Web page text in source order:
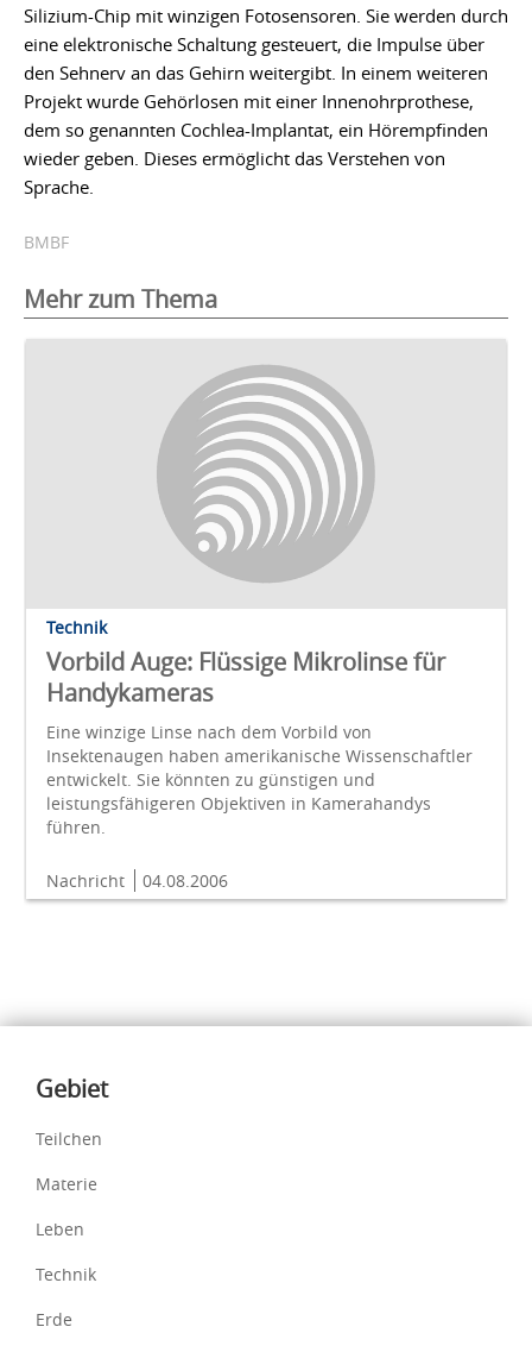
Silizium-Chip mit winzigen Fotosensoren. Sie werden durch
eine elektronische Schaltung gesteuert, die Impulse über
den Sehnerv an das Gehirn weitergibt. In einem weiteren
Projekt wurde Gehörlosen mit einer Innenohrprothese,
dem so genannten Cochlea-Implantat, ein Hörempfinden
wieder geben. Dieses ermöglicht das Verstehen von
Sprache.
BMBF
Mehr zum Thema
Technik
Vorbild Auge: Flüssige Mikrolinse für
Handykameras
Eine winzige Linse nach dem Vorbild von
Insektenaugen haben amerikanische Wissenschaftler
entwickelt. Sie könnten zu günstigen und
leistungsfähigeren Objektiven in Kamerahandys
führen.
Nachricht 04.08.2006
Inhalte
Gebiet
Teilchen
Materie
Leben
Technik
Erde